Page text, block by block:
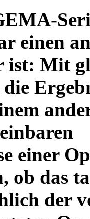
einen
ist: Mit
einer
ob das
der